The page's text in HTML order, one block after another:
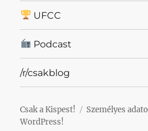
UFCC
Podcast
/r/csakblog
Csak a Kispest! Személyes
WordPress!